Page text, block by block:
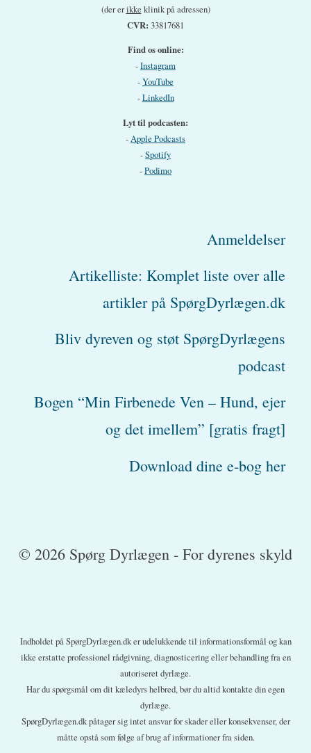
(der erikke klinik på adressen)
CVR: 33817681
Find os online:
-Instagram
-YouTube
-LinkedIn
Lyt til podcasten:
-Apple Podcasts
-Spotify
-Podimo
Anmeldelser
Artikelliste: Komplet liste over alle
artikler på SpørgDyrlægen.dk
Bliv dyreven og støt SpørgDyrlægens
podcast
Bogen “Min Firbenede Ven – Hund, ejer
og det imellem” [gratis fragt]
Download dine e-bog her
© 2026 Spørg Dyrlægen - For dyrenes skyld
Indholdet på SpørgDyrlægen.dk er udelukkende til informationsformål og kan
ikke erstatte professionel rådgivning, diagnosticering eller behandling fra en
autoriseret dyrlæge.
Har du spørgsmål om dit kæledyrs helbred, bør du altid kontakte din egen
dyrlæge.
SpørgDyrlægen.dk påtager sig intet ansvar for skader eller konsekvenser, der
måtte opstå som følge af brug af informationer fra siden.